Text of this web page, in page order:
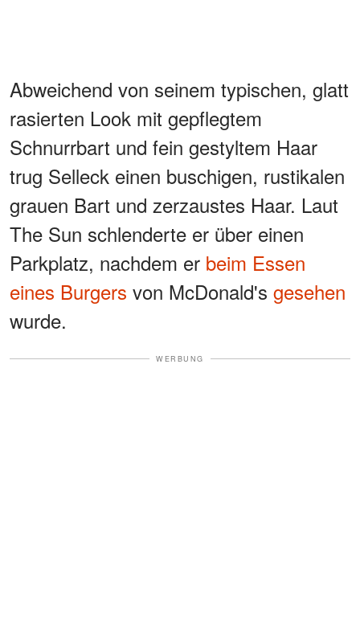
Abweichend von seinem typischen, glatt
rasierten Look mit gepflegtem
Schnurrbart und fein gestyltem Haar
trug Selleck einen buschigen, rustikalen
grauen Bart und zerzaustes Haar. Laut
The Sun schlenderte er über einen
Parkplatz, nachdem er beim Essen
eines Burgers von McDonald's gesehen
wurde.
WERBUNG